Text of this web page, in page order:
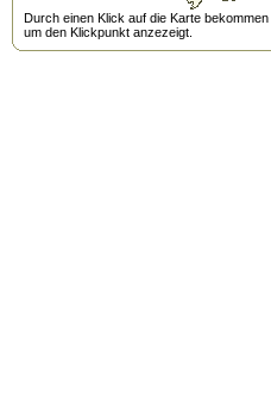
Durch einen Klick auf die Karte
um den Klickpunkt anzezeigt.